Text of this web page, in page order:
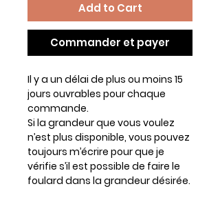
Add to Cart
Commander et payer
Il y a un délai de plus ou moins 15
jours ouvrables pour chaque
commande.
Si la grandeur que vous voulez
n’est plus disponible, vous pouvez
toujours m’écrire pour que je
vérifie s’il est possible de faire le
foulard dans la grandeur désirée.